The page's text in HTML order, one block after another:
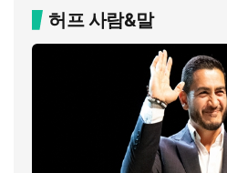
허프 사람&말